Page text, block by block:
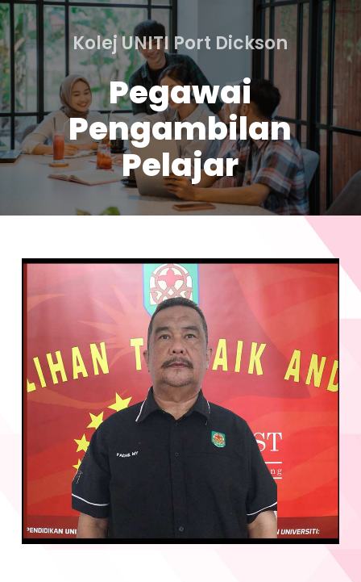
Skip
to
main
content
Kolej UNITI Port Dickson
Pegawai
Pengambilan
Pelajar